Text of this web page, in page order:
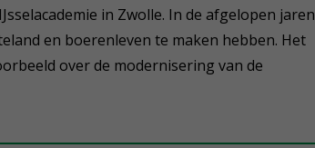
in Zwolle. In de afgelopen jaren
en boerenleven te maken hebben. Het
over de modernisering van de